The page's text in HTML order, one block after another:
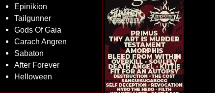
Epinikion
Tailgunner
Gods Of Gaia
Carach Angren
Sabaton
After Forever
Helloween